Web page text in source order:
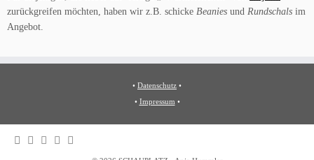
zurückgreifen möchten, haben wir z.B. schicke Beanies und Rundschals im
Angebot.
• Datenschutz •
• Impressum •